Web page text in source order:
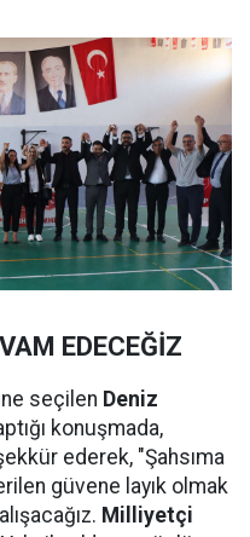
EDECEĞİZ
seçilen Deniz
konuşmada,
ederek, "Şahsıma
güvene layık olmak
Milliyetçi